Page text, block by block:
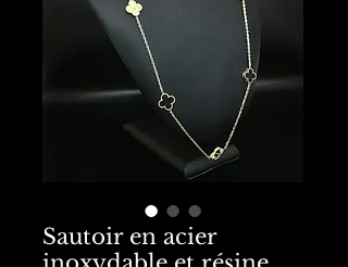
Sautoir en acier